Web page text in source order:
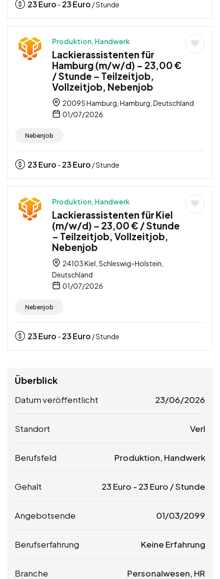
23Euro - 23Euro / Stunde
Produktion, Handwerk
Lackierassistenten für
Hamburg (m/w/d) – 23,00 €
/ Stunde – Teilzeitjob,
Vollzeitjob, Nebenjob
20095 Hamburg, Hamburg, Deutschland
01/07/2026
Nebenjob
23Euro - 23Euro / Stunde
Produktion, Handwerk
Lackierassistenten für Kiel
(m/w/d) – 23,00 € / Stunde
– Teilzeitjob, Vollzeitjob,
Nebenjob
24103 Kiel, Schleswig-Holstein,
Deutschland
01/07/2026
Nebenjob
23Euro - 23Euro / Stunde
Überblick
Datum veröffentlicht 23/06/2026
Standort Verl
Berufsfeld Produktion, Handwerk
Gehalt 23 Euro - 23 Euro / Stunde
Angebotsende 01/03/2099
Berufserfahrung Keine Erfahrung
Branche Personalwesen, HR